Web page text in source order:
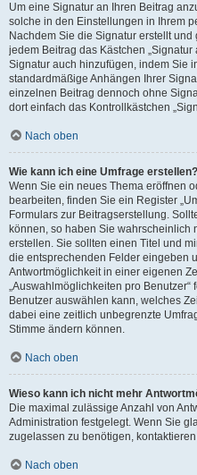
Um eine Signatur an Ihren Beitrag
solche in den Einstellungen in Ihrem
Nachdem Sie die Signatur erstellt
jedem Beitrag das Kästchen
Signatur auch hinzufügen, indem Sie
standardmäßige Anhängen Ihrer
einzelnen Beitrag dennoch ohne
dort einfach das Kontrollkästchen
Nach oben
Wie kann ich eine Umfrage erstellen?
Wenn Sie ein neues Thema eröffnen
bearbeiten, finden Sie ein Register
Formulars zur Beitragserstellung.
können, so haben Sie wahrscheinlich
erstellen. Sie sollten einen Titel und
die entsprechenden Felder eingeben
Antwortmöglichkeit in einer eigenen
„Auswahlmöglichkeiten pro
Benutzer auswählen kann, welches
dabei eine zeitlich unbegrenzte
Stimme ändern können.
Nach oben
Wieso kann ich nicht mehr
Die maximal zulässige Anzahl von
Administration festgelegt. Wenn Sie
zugelassen zu benötigen,
Nach oben